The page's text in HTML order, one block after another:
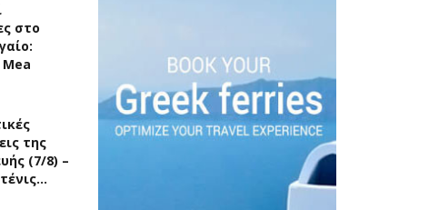
στο
της
(7/8) –